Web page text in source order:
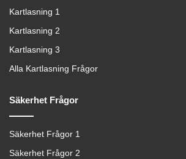
Kartlasning 1
Kartlasning 2
Kartlasning 3
Alla Kartlasning Frågor
Säkerhet Frågor
Säkerhet Frågor 1
Säkerhet Frågor 2